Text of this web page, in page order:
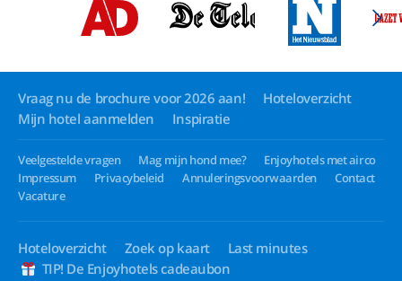
Vraag nu de brochure voor 2026 aan!
Hoteloverzicht
Mijn hotel aanmelden
Inspiratie
Veelgestelde vragen Mag mijn hond mee?
Enjoyhotels met airco
Impressum
Privacybeleid Annuleringsvoorwaarden
Contact
Vacature
Hoteloverzicht Zoek op kaart
Last minutes
TIP! De Enjoyhotels cadeaubon